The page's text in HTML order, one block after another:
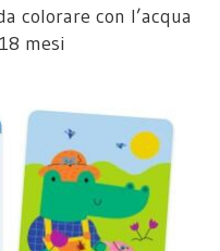
colorare con l’acqua
mesi